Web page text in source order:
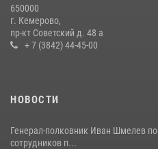
с покупками
20 июля 2026, 08:52
650000
г. Кемерово,
пр-кт Советский д. 48 а
+ 7 (3842) 44-45-00
НОВОСТИ
Генерал-полковник Иван Шмелев
сотрудников п...